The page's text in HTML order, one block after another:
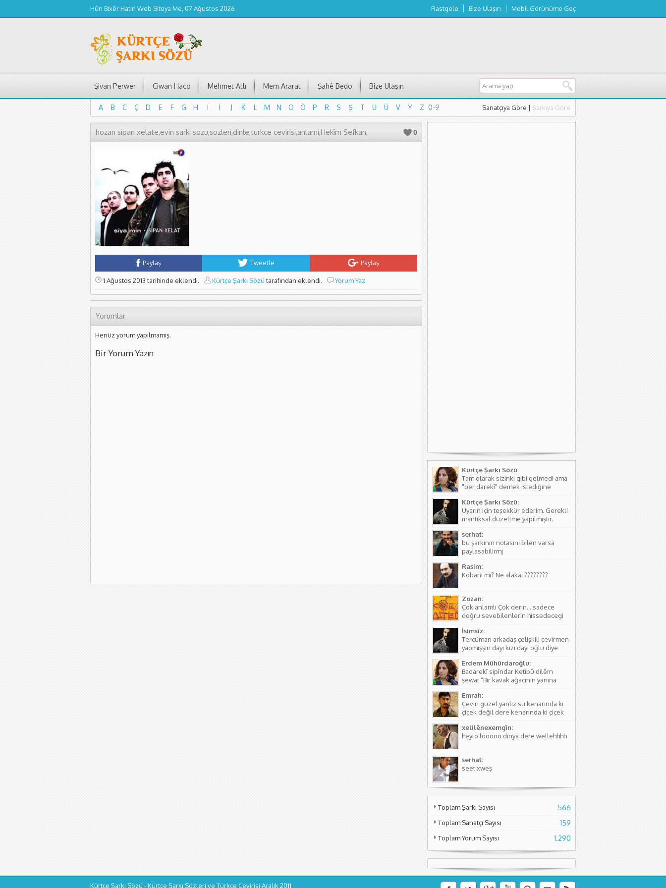
Hûn Bixêr Hatin Web Siteya Me, 07 Ağustos 2026 Rastgele Bize Ulaşın Mobil Görünüme Geç
Şivan Perwer Ciwan Haco Mehmet Atlı Mem Ararat Şahê Bedo Bize Ulaşın
A B C Ç D E F G H I İ J K L M N O Ö P R S Ş T U Ü V Y Z 0-9
A
B C Ç D E F G H I İ J K L M N O Ö P R S Ş T U Ü V Y Z 0-9
Sanatçıya Göre | Şarkıya Göre
0
hozan sipan xelate,evin sarki sozu,sozleri,dinle,turkce cevirisi,anlami,Hekîm Sefkan,
Paylaş Tweetle Paylaş
1 Ağustos 2013 tarihinde eklendi. Kürtçe Şarkı Sözütarafından eklendi. Yorum Yaz
Yorumlar
Henüz yorum yapılmamış.
Bir Yorum Yazın
Kürtçe Şarkı Sözü:
Tam olarak sizinki gibi gelmedi ama
"ber darekî" demek istediğine
düzeltmede bulundum. Teşkkürler
Kürtçe Şarkı Sözü:
Uyarın için teşekkür ederim. Gerekli
mantıksal düzeltme yapılmıştır.
serhat:
bu şarkının notasini bilen varsa
paylasabilirmj
Rasim:
Kobani mi? Ne alaka. ????????
Zozan:
Çok anlamlı Çok derin... sadece
doğru sevebilenlerin hissedecegi
İsimsiz:
Tercüman arkadaş çelişkili çevirmen
yapmışşın dayı kızı dayı oğlu diye
vardır biraz aile yapısını öğren ( iki
kişinin...
Erdem Mühürdaroğlu:
Badarekî sipîndar Ketîbû dilêm
şewat “Bir kavak ağacının yanına
Sözlerdeki hikayede birini arıyorlar
ve aradıkları yerde bir kavak
ağacının yanında yere düşmüş
Emrah:
Çeviri güzel yanlız su kenarında ki
çiçek değil dere kenarında ki çiçek
kıymetli olduğunu söylüyor sanırım.
Asıl söyleyen Seyade Şame dur...
xelilênexemgîn:
heylo looooo dinya dere wellehhhh
serhat:
seet xweş
Toplam Şarkı Sayısı 566
Toplam Sanatçı Sayısı 159
Toplam Yorum Sayısı 1.290
Kürtçe Şarkı Sözü - Kürtçe Şarkı Sözleri ve Türkçe Çevirisi Aralık 2011